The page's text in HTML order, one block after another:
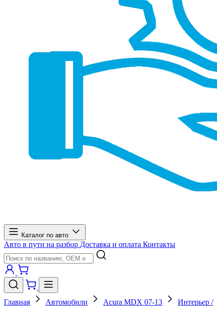
Каталог по авто
Авто в пути на разбор Доставка и оплата Контакты
Главная Автомобили Acura MDX 07-13
Интерьер /